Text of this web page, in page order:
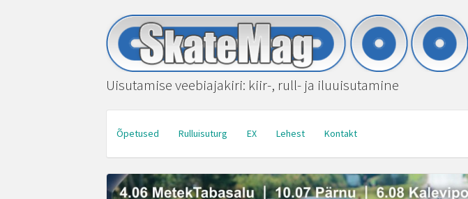
Uisutamise veebiajakiri: kiir-, rull- ja iluuisutamine
Õpetused Rulluisuturg EX Lehest Kontakt